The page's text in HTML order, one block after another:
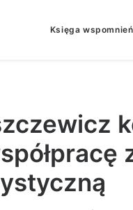
Księga wspomnień